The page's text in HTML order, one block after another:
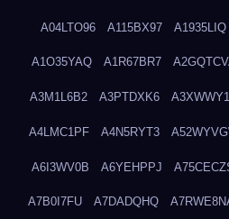
A04LTO96 A115BX97 A1935LIQ
A1O35YAQ A1R67BR7
A3M1L6B2 A3PTDXK6
A4LMC1PF A4N5RYT3
A6I3WV0B A6YEHPPJ
A7B0I7FU A7DADQHQ